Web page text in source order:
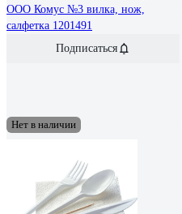
ООО Комус №3 вилка, нож,
салфетка 1201491
Подписаться
Нет в наличии